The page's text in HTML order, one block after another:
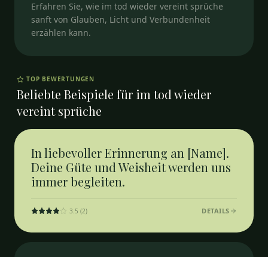
Erfahren Sie, wie im tod wieder vereint sprüche
sanft von Glauben, Licht und Verbundenheit
erzählen kann.
TOP BEWERTUNGEN
Beliebte Beispiele für im tod wieder
vereint sprüche
In liebevoller Erinnerung an [Name].
Deine Güte und Weisheit werden uns
immer begleiten.
3.5 (2) DETAILS